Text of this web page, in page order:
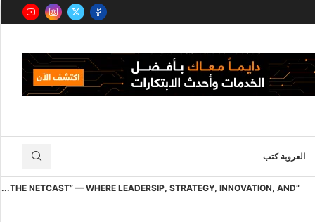
العروبة كتب
“THE NETCAST” — WHERE LEADERSIP, STRATEGY, INNOVATION, AND...